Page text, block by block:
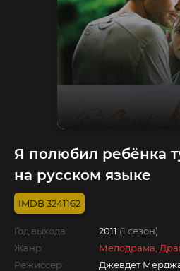
Я полюбил ребёнка
на русском языке
3241162
Год выхода: 2011 (1 сезон)
Жанр:
Мелодрама,
Режиссер:
Джевдет